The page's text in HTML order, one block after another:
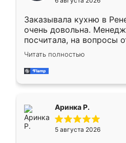
мебели буду заказывать
Заказывала кухню в
очень довольна.
посчитала, на вопросы
Замерщик приехал в
делу со всей
за день, ребята
Читать полностью
Аринка Р.
5 августа 2026